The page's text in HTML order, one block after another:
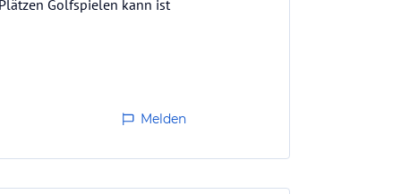
Golfspielen kann ist
Melden